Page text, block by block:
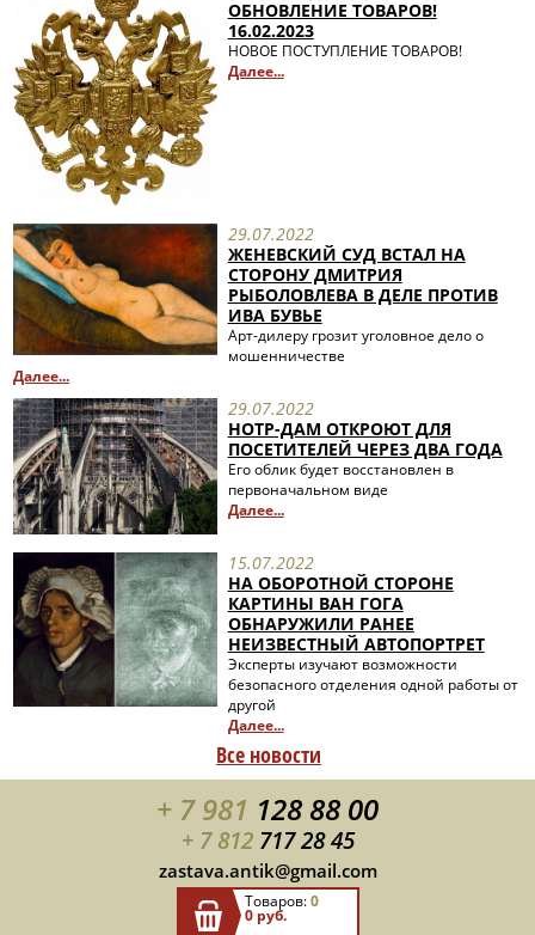
ОБНОВЛЕНИЕ ТОВАРОВ!
16.02.2023
НОВОЕ ПОСТУПЛЕНИЕ ТОВАРОВ!
Далее...
29.07.2022
ЖЕНЕВСКИЙ СУД ВСТАЛ НА
СТОРОНУ ДМИТРИЯ
РЫБОЛОВЛЕВА В ДЕЛЕ ПРОТИВ
ИВА БУВЬЕ
Арт-дилеру грозит уголовное дело о
мошенничестве
Далее...
29.07.2022
НОТР-ДАМ ОТКРОЮТ ДЛЯ
ПОСЕТИТЕЛЕЙ ЧЕРЕЗ ДВА ГОДА
Его облик будет восстановлен в
первоначальном виде
Далее...
15.07.2022
НА ОБОРОТНОЙ СТОРОНЕ
КАРТИНЫ ВАН ГОГА
ОБНАРУЖИЛИ РАНЕЕ
НЕИЗВЕСТНЫЙ АВТОПОРТРЕТ
Эксперты изучают возможности
безопасного отделения одной работы от
другой
Далее...
Все новости
+ 7 981 128 88 00
+ 7 812 717 28 45
zastava.antik@gmail.com
Товаров:0
0 руб.